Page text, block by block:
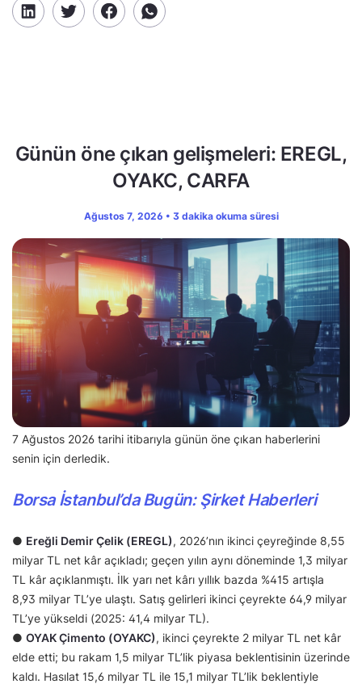
Günün öne çıkan gelişmeleri: EREGL,
OYAKC, CARFA
Ağustos 7, 2026 • 3 dakika okuma süresi
7 Ağustos 2026 tarihi itibarıyla günün öne çıkan haberlerini
senin için derledik.
Borsa İstanbul’da Bugün: Şirket Haberleri
● Ereğli Demir Çelik (EREGL), 2026’nın ikinci çeyreğinde 8,55
milyar TL net kâr açıkladı; geçen yılın aynı döneminde 1,3 milyar
TL kâr açıklanmıştı. İlk yarı net kârı yıllık bazda %415 artışla
8,93 milyar TL’ye ulaştı. Satış gelirleri ikinci çeyrekte 64,9 milyar
TL’ye yükseldi (2025: 41,4 milyar TL).
● OYAK Çimento (OYAKC), ikinci çeyrekte 2 milyar TL net kâr
elde etti; bu rakam 1,5 milyar TL’lik piyasa beklentisinin üzerinde
kaldı. Hasılat 15,6 milyar TL ile 15,1 milyar TL’lik beklentiyle